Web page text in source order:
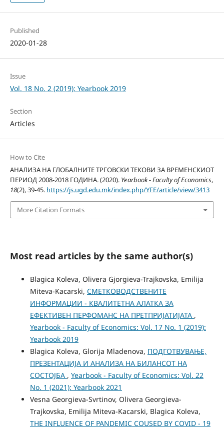
Published
2020-01-28
Issue
Vol. 18 No. 2 (2019): Yearbook 2019
Section
Articles
How to Cite
АНАЛИЗА НА ГЛОБАЛНИТЕ ТРГОВСКИ ТЕКОВИ ЗА ВРЕМЕНСКИОТ
ПЕРИОД 2008-2018 ГОДИНА. (2020). Yearbook - Faculty of Economics,
18(2), 39-45. https://js.ugd.edu.mk/index.php/YFE/article/view/3413
More Citation Formats
Most read articles by the same author(s)
Blagica Koleva, Olivera Gjorgieva-Trajkovska, Emilija
Miteva-Kacarski, СМЕТКОВОДСТВЕНИТЕ
ИНФОРМАЦИИ - КВАЛИТЕТНА АЛАТКА ЗА
ЕФЕКТИВЕН ПЕРФОМАНС НА ПРЕТПРИЈАТИЈАТА ,
Yearbook - Faculty of Economics: Vol. 17 No. 1 (2019):
Yearbook 2019
Blagica Koleva, Glorija Mladenova, ПОДГОТВУВАЊЕ,
ПРЕЗЕНТАЦИЈА И АНАЛИЗА НА БИЛАНСОТ НА
СОСТОЈБА , Yearbook - Faculty of Economics: Vol. 22
No. 1 (2021): Yearbook 2021
Vesna Georgieva-Svrtinov, Olivera Georgieva-
Trajkovska, Emilija Miteva-Kacarski, Blagica Koleva,
THE INFLUENCE OF PANDEMIC COUSED BY COVID - 19